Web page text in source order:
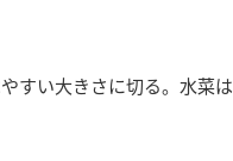
すい大きさに切る。水菜